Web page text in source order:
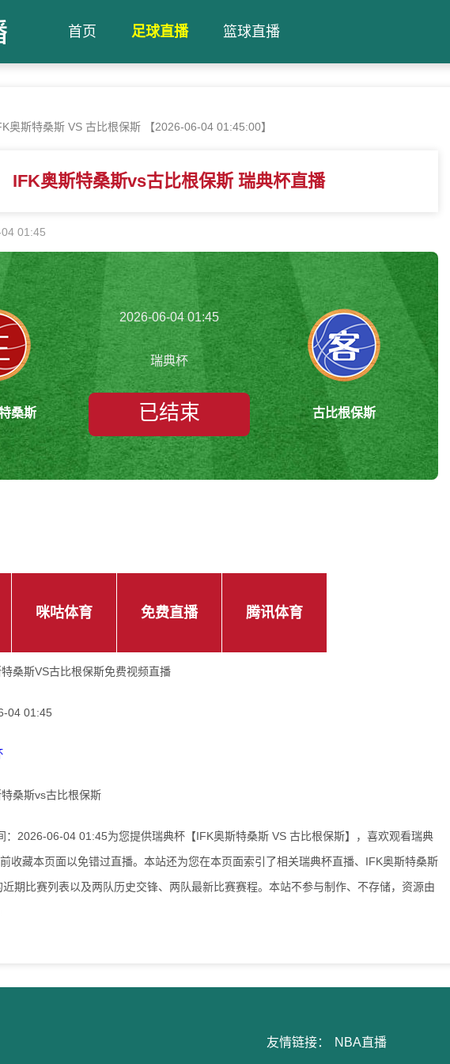
首页 足球直播 篮球直播
奥斯特桑斯 VS 古比根保斯 【2026-06-04 01:45:00】
IFK奥斯特桑斯vs古比根保斯 瑞典杯直播
01:45
桑斯
2026-06-04 01:45
瑞典杯
已结束 古比根保斯
咪咕体育 免费直播 腾讯体育
桑斯VS古比根保斯免费视频直播
04 01:45
桑斯vs古比根保斯
：2026-06-04 01:45为您提供瑞典杯【IFK奥斯特桑斯 VS 古比根保斯】，喜欢观看瑞典
收藏本页面以免错过直播。本站还为您在本页面索引了相关瑞典杯直播、IFK奥斯特桑斯
期比赛列表以及两队历史交锋、两队最新比赛赛程。本站不参与制作、不存储，资源由
友情链接： NBA直播